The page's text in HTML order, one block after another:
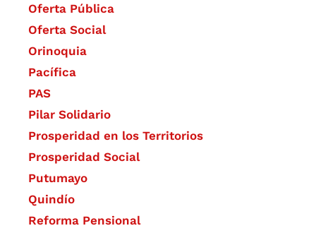
Oferta Pública
Oferta Social​​
Orinoquia
Pacífica
PAS
Pilar Solidario
Prosperidad en los Territorios
Prosperidad Social
Putumayo
Quindío
Reforma Pensional